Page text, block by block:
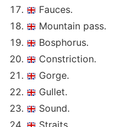
Fauces.
Mountain pass.
Bosphorus.
Constriction.
Gorge.
Gullet.
Sound.